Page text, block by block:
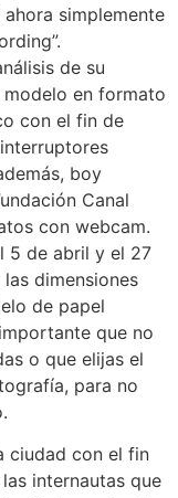
ahora simplemente
de su
en formato
con el fin de
boy
Canal
con webcam.
5 de abril y el 27
dimensiones
de papel
que no
o que elijas el
para no
ciudad con el fin
internautas que